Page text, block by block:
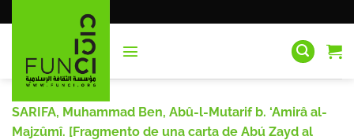
al
SARIFA, Muhammad Ben, Abû-l-Mutarif b. ‘Amirâ al-
Majzûmî. [Fragmento de una carta de Abú Zayd al